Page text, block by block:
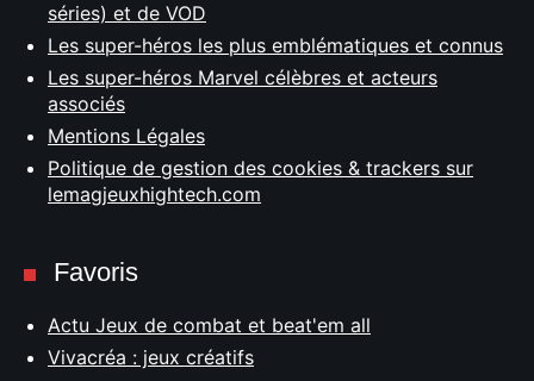
séries) et de VOD
Les super-héros les plus emblématiques et connus
Les super-héros Marvel célèbres et acteurs
associés
Mentions Légales
Politique de gestion des cookies & trackers sur
lemagjeuxhightech.com
Favoris
Actu Jeux de combat et beat'em all
Vivacréa : jeux créatifs